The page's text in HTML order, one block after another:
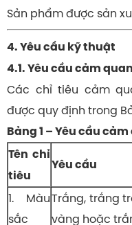
Sản phẩm được sản
4. Yêu cầu kỹ thuật
4.1. Yêu cầu cảm quan
Các chỉ tiêu cảm
được quy định trong
Bảng 1 – Yêu cầu
Tên chỉ
tiêu
Yêu cầu
1. Màu
sắc
Trắng, trắng
vàng hoặc